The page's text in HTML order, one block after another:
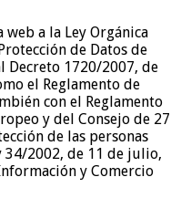
web a la Ley Orgánica
de Datos de
Decreto 1720/2007, de
el Reglamento de
con el Reglamento
y del Consejo de 27
de las personas
34/2002, de 11 de julio,
y Comercio